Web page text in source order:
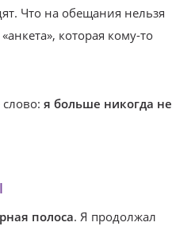
Что на обещания нельзя
которая кому-то
я больше никогда не
полоса. Я продолжал